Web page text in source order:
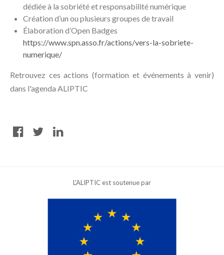
dédiée à la sobriété et responsabilité numérique
Création d’un ou plusieurs groupes de travail
Élaboration d’Open Badges
https://www.spn.asso.fr/actions/vers-la-sobriete-
numerique/
Retrouvez ces actions (formation et événements à venir)
dans l'agenda ALIPTIC
L'ALIPTIC est soutenue par